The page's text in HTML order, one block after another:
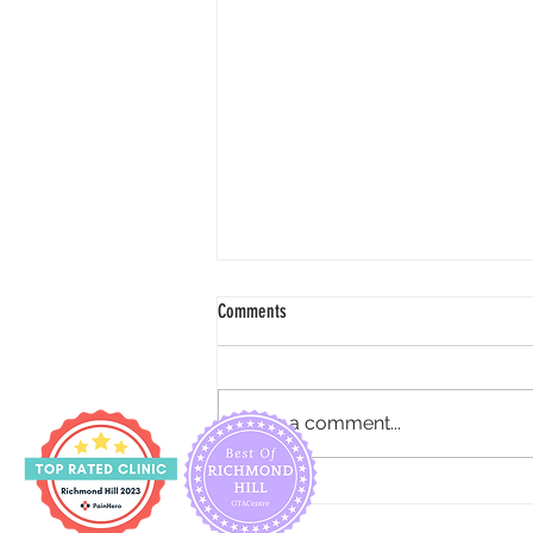
膝頭解鎖員
Comments
Write a comment...